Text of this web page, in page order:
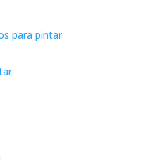
para pintar